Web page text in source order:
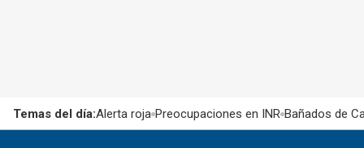
Temas del día:Alerta roja Preocupaciones en INR Bañados de